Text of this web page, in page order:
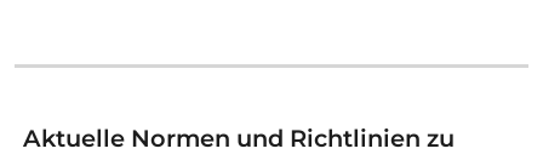
Aktuelle Normen und Richtlinien zu